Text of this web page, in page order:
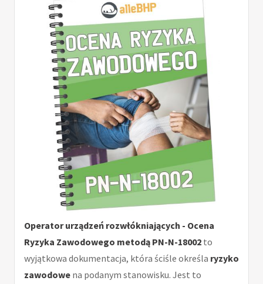
Operator urządzeń rozwłókniających - Ocena
Ryzyka Zawodowego metodą PN-N-18002 to
wyjątkowa dokumentacja, która ściśle określa ryzyko
zawodowe na podanym stanowisku. Jest to